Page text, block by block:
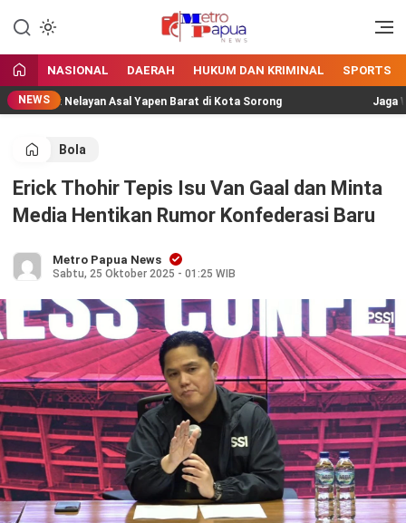
MetroPapua News
Jangan Gentar Bicara Benar
NASIONAL DAERAH HUKUM DAN KRIMINAL SPORTS
NEWSNelayan Asal Yapen Barat di Kota Sorong Jaga
Bola
Erick Thohir Tepis Isu Van Gaal dan Minta
Media Hentikan Rumor Konfederasi Baru
Metro Papua News
Sabtu, 25 Oktober 2025 - 01:25 WIB